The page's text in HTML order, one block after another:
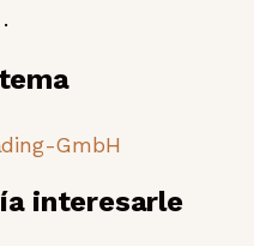
.
GmbH
interesarle